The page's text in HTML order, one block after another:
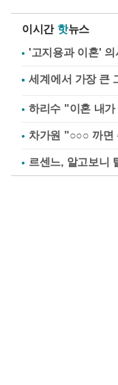
이시간 핫뉴스
'고지용과 이혼'
하리수 "이혼 내
차가원 "○○○ 까
르센느, 알고보니